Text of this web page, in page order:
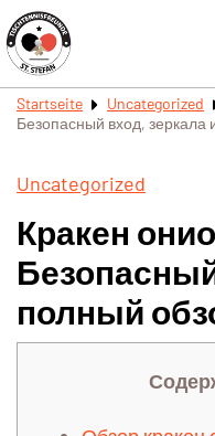
Startseite Uncategorized
Безопасный вход, зеркала
Uncategorized
Кракен
полный